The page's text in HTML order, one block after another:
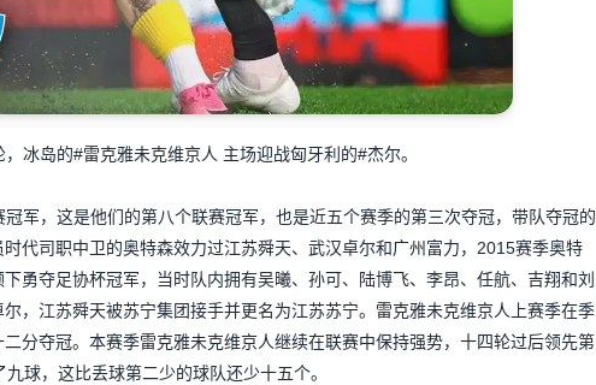
冰岛的#雷克雅未克维京人 主场迎战匈牙利的#杰尔。
军，这是他们的第八个联赛冠军，也是近五个赛季的第三次夺冠，带队夺冠的
代司职中卫的奥特森效力过江苏舜天、武汉卓尔和广州富力，2015赛季奥特
勇夺足协杯冠军，当时队内拥有吴曦、孙可、陆博飞、李昂、任航、吉翔和刘
，江苏舜天被苏宁集团接手并更名为江苏苏宁。雷克雅未克维京人上赛季在季
分夺冠。本赛季雷克雅未克维京人继续在联赛中保持强势，十四轮过后领先第
球，这比丢球第二少的球队还少十五个。